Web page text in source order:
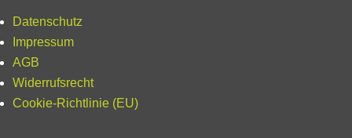
Datenschutz
Impressum
AGB
Widerrufsrecht
Cookie-Richtlinie (EU)